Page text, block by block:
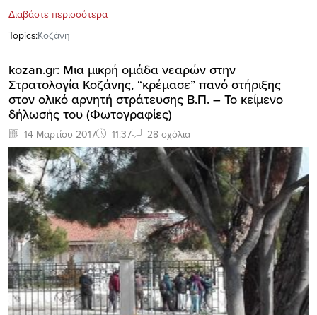
Διαβάστε περισσότερα
Topics:Κοζάνη
kozan.gr: Μια μικρή ομάδα νεαρών στην
Στρατολογία Κοζάνης, “κρέμασε” πανό στήριξης
στον ολικό αρνητή στράτευσης Β.Π. – Το κείμενο
δήλωσής του (Φωτογραφίες)
14 Μαρτίου 2017 11:37 28 σχόλια